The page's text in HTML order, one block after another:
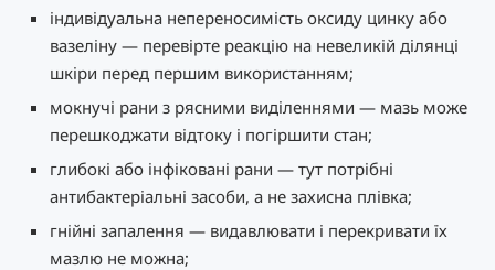
індивідуальна непереносимість оксиду цинку або
вазеліну — перевірте реакцію на невеликій ділянці
шкіри перед першим використанням;
мокнучі рани з рясними виділеннями — мазь може
перешкоджати відтоку і погіршити стан;
глибокі або інфіковані рани — тут потрібні
антибактеріальні засоби, а не захисна плівка;
гнійні запалення — видавлювати і перекривати їх
мазлю не можна;